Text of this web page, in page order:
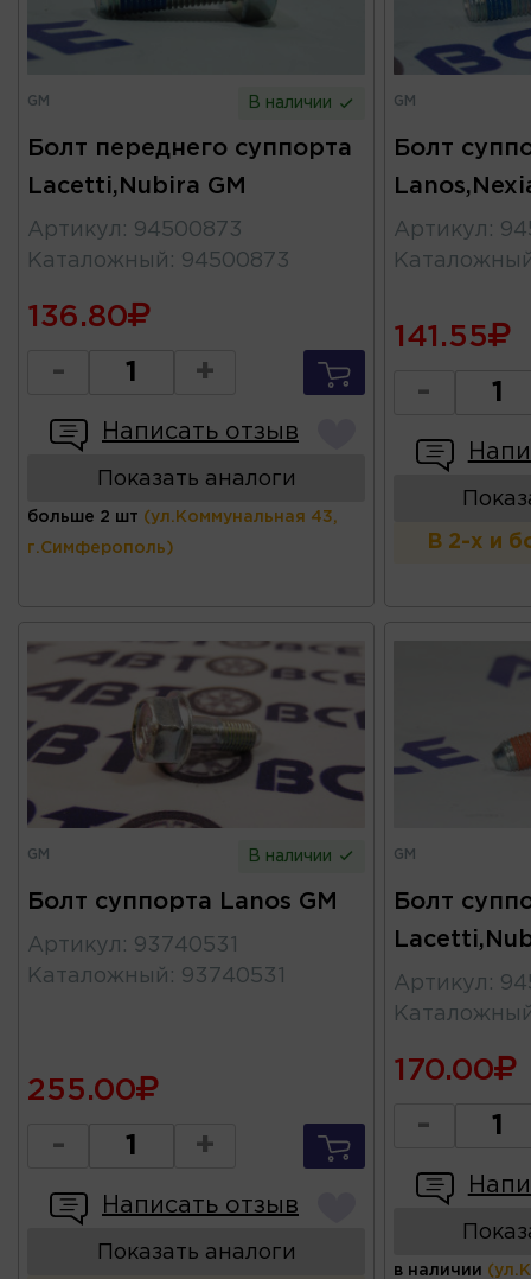
GM В наличии
Болт переднего суппорта
Lacetti,Nubira GM
Артикул : 94500873
Каталожный : 94500873
136.80
- +
Написать отзыв
Показать аналоги
больше 2 шт (ул.Коммунальная 43,
г.Симферополь)
GM
Болт
Артикул :
141.55
-
В 2-х и
GM В наличии
Болт суппорта Lanos GM
Артикул : 93740531
Каталожный : 93740531
255.00
- +
Написать отзыв
Показать аналоги
GM
Болт
Артикул :
170.00
-
в наличии